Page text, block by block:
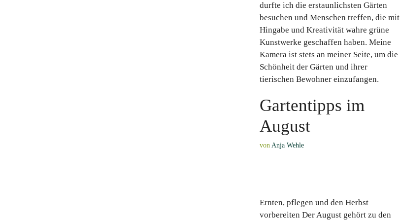
durfte ich die erstaunlichsten Gärten
besuchen und Menschen treffen, die mit
Hingabe und Kreativität wahre grüne
Kunstwerke geschaffen haben. Meine
Kamera ist stets an meiner Seite, um die
Schönheit der Gärten und ihrer
tierischen Bewohner einzufangen.
Gartentipps im
August
vonAnja Wehle
Ernten, pflegen und den Herbst
vorbereiten Der August gehört zu den